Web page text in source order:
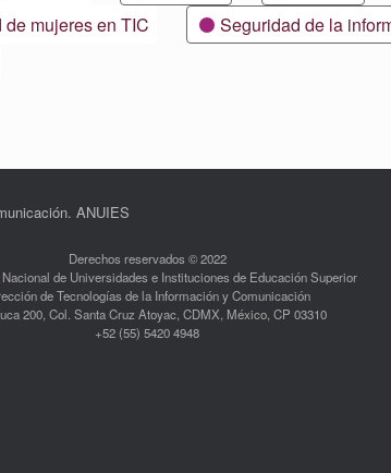
de mujeres en TIC
Seguridad de la
ANUIES
Derechos reservados © 2022
de Universidades e Instituciones de Educación Superior
de Tecnologías de la Información y Comunicación
200, Col. Santa Cruz Atoyac, CDMX, México, CP 03310
+52 (55) 5420 4948